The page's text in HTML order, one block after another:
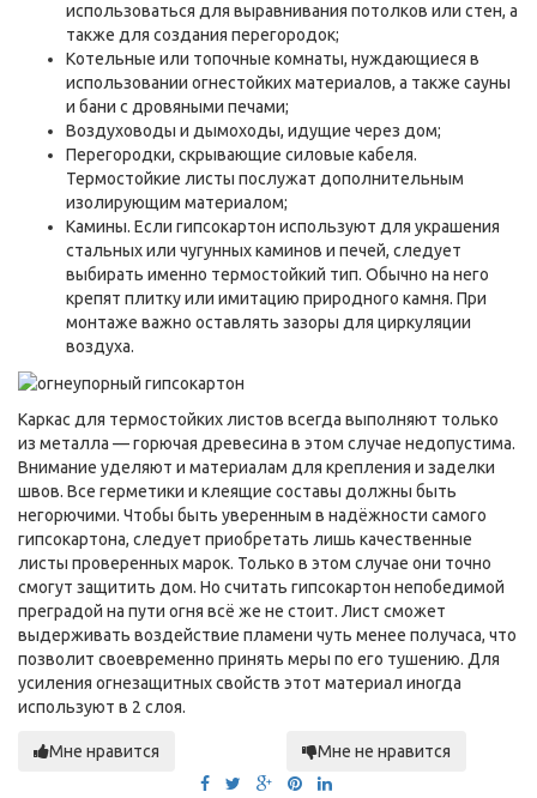
использоваться для выравнивания потолков или стен, а
также для создания перегородок;
Котельные или топочные комнаты, нуждающиеся в
использовании огнестойких материалов, а также сауны
и бани с дровяными печами;
Воздуховоды и дымоходы, идущие через дом;
Перегородки, скрывающие силовые кабеля.
Термостойкие листы послужат дополнительным
изолирующим материалом;
Камины. Если гипсокартон используют для украшения
стальных или чугунных каминов и печей, следует
выбирать именно термостойкий тип. Обычно на него
крепят плитку или имитацию природного камня. При
монтаже важно оставлять зазоры для циркуляции
воздуха.
Каркас для термостойких листов всегда выполняют только
из металла — горючая древесина в этом случае недопустима.
Внимание уделяют и материалам для крепления и заделки
швов. Все герметики и клеящие составы должны быть
негорючими. Чтобы быть уверенным в надёжности самого
гипсокартона, следует приобретать лишь качественные
листы проверенных марок. Только в этом случае они точно
смогут защитить дом. Но считать гипсокартон непобедимой
преградой на пути огня всё же не стоит. Лист сможет
выдерживать воздействие пламени чуть менее получаса, что
позволит своевременно принять меры по его тушению. Для
усиления огнезащитных свойств этот материал иногда
используют в 2 слоя.
Мне нравится Мне не нравится